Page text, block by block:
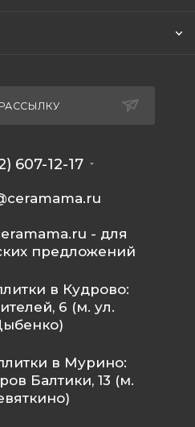
607-12-17
- для
предложений
в Кудрово:
6 (м. ул.
в Мурино:
Балтики, 13 (м.